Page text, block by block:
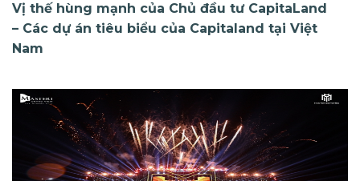
Vị thế hùng mạnh của Chủ đầu tư CapitaLand
– Các dự án tiêu biểu của Capitaland tại Việt
Nam